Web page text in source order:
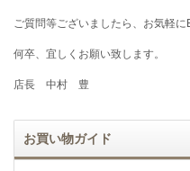
ご質問等ございましたら、お気軽
何卒、宜しくお願い致します。
店長 中村 豊
お買い物ガイド